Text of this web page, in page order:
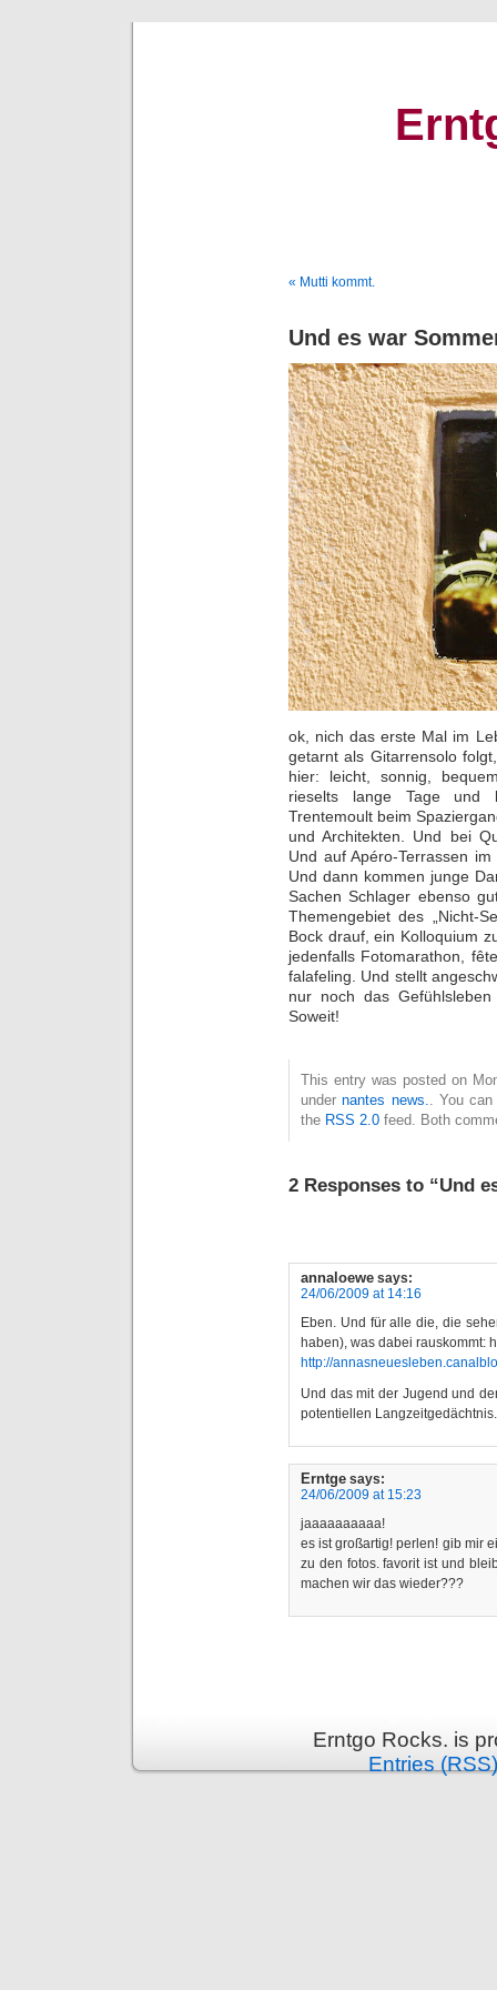
« Mutti kommt.
Und es war
ok, nich das erste Mal im
getarnt als Gitarrensolo
hier: leicht, sonnig,
rieselts lange Tage und
Trentemoult beim
und Architekten. Und bei
Und auf Apéro-Terrassen
Und dann kommen junge
Sachen Schlager ebenso
Themengebiet des „Nicht-
Bock drauf, ein Kolloquium
jedenfalls Fotomarathon,
falafeling. Und stellt
nur noch das
Soweit!
This entry was posted on
undernantes news.
. You
the RSS 2.0 feed. Both
2 Responses to “Und
annaloewe says:
24/06/2009 at 14:16
Eben. Und für alle die, die
haben), was dabei rauskommt:
http://
Und das mit der Jugend und
potentiellen Langzeitgedächtnis.
Erntge says:
24/06/2009 at 15:23
jaaaaaaaaaa!
es ist großartig! perlen! gib mir
zu den fotos. favorit ist und
machen wir das wieder???
Erntgo Rocks. is
Entries (RSS)